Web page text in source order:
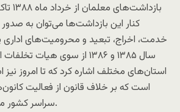
کنار این بازداشت‌ها می‌توان به
خدمت، اخراج، تبعید و محرومیت‌های
سال ۱۳۸۵ و ۱۳۸۶ از سوی
استان‌های مختلف اشاره کرد که تا امروز نیز
است که بر خلاف قانون از فعالیت
سراسر کشور ممانعت به عمل می‌آید.